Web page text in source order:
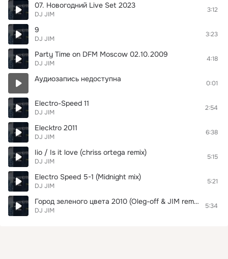
07. Новогодний Live Set 2023
DJ JIM
3:12
9
DJ JIM
3:23
Party Time on DFM Moscow 02.10.2009
DJ JIM
4:18
Аудиозапись недоступна 0:01
Electro-Speed 11
DJ JIM
2:54
Elecktro 2011
DJ JIM
6:38
Iio / Is it love (chriss ortega remix)
DJ JIM
5:15
Electro Speed 5-1 (Midnight mix)
DJ JIM
5:21
Город зеленого цвета 2010 (Oleg-off & JIM remix)
DJ JIM
5:34